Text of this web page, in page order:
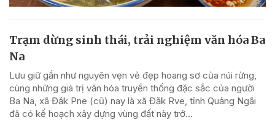
Trạm dừng sinh thái, trải nghiệm văn hóa Ba
Na
Lưu giữ gần như nguyên vẹn vẻ đẹp hoang sơ của núi rừng,
cùng những giá trị văn hóa truyền thống đặc sắc của người
Ba Na, xã Đăk Pne (cũ) nay là xã Đăk Rve, tỉnh Quảng Ngãi
đã có kế hoạch xây dựng vùng đất này trở...